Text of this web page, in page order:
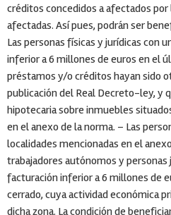
créditos concedidos a afectados por
afectadas. Así pues, podrán ser
Las personas físicas y jurídicas con
inferior a 6 millones de euros en el
préstamos y/o créditos hayan sido
publicación del Real Decreto-ley, y
hipotecaria sobre inmuebles
en el anexo de la norma. – Las
localidades mencionadas en el
trabajadores autónomos y
facturación inferior a 6 millones de
cerrado, cuya actividad económica
dicha zona. La condición de